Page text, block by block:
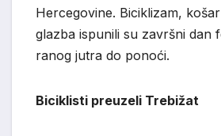
Hercegovine. Biciklizam,
glazba ispunili su završni dan
ranog jutra do ponoći.
Biciklisti preuzeli Trebižat